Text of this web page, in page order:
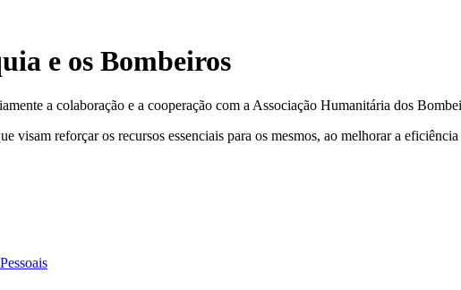
e os Bombeiros
a colaboração e a cooperação com a Associação Humanitária dos
visam reforçar os recursos essenciais para os mesmos, ao melhorar a